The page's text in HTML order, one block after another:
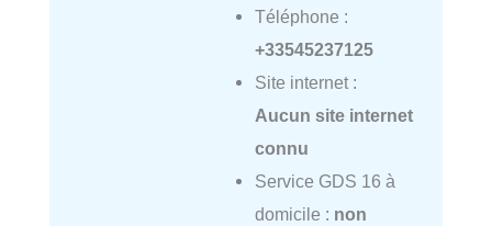
Téléphone :
+33545237125
Site internet :
Aucun site internet
connu
Service GDS 16 à
domicile : non